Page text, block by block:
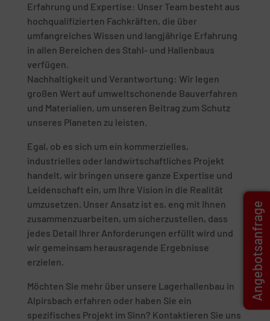
Erfahrung und Expertise: Unser Team besteht aus
hochqualifizierten Fachkräften, die über
umfangreiches Wissen und langjährige Erfahrung
in allen Bereichen des Stahl- und Hallenbaus
verfügen.
Nachhaltigkeit und Verantwortung: Wir legen
großen Wert auf umweltschonende Bauverfahren
und Materialien, um unseren Beitrag zum Schutz
unseres Planeten zu leisten.
Egal, ob es sich um ein kommerzielles,
industrielles oder landwirtschaftliches Projekt
handelt, wir bringen unsere ganze Expertise und
Leidenschaft ein, um Ihre Vision in die Realität
umzusetzen. Unser Ansatz ist es, eng mit Ihnen
zusammenzuarbeiten, um sicherzustellen, dass
jedes Detail Ihrer Anforderungen erfüllt wird und
wir gemeinsam herausragende Ergebnisse
erzielen.
Möchten Sie mehr über unsere Lagerhallenbau in
Alpirsbach erfahren oder haben Sie ein
spezifisches Projekt im Sinn? Kontaktieren Sie uns
Angebotsanfrage